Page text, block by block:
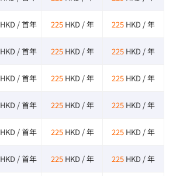
HKD / 首年 225 HKD / 年 225 HKD / 年
HKD / 首年 225 HKD / 年 225 HKD / 年
HKD / 首年 225 HKD / 年 225 HKD / 年
HKD / 首年 225 HKD / 年 225 HKD / 年
HKD / 首年 225 HKD / 年 225 HKD / 年
HKD / 首年 225 HKD / 年 225 HKD / 年